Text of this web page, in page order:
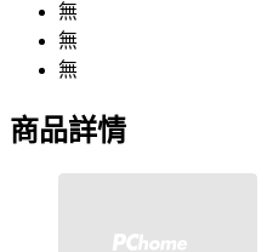
無
無
無
商品詳情